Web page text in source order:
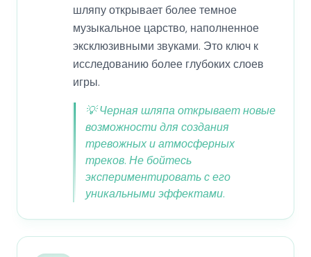
шляпу открывает более темное
музыкальное царство, наполненное
эксклюзивными звуками. Это ключ к
исследованию более глубоких слоев
игры.
💡Черная шляпа открывает новые
возможности для создания
тревожных и атмосферных
треков. Не бойтесь
экспериментировать с его
уникальными эффектами.